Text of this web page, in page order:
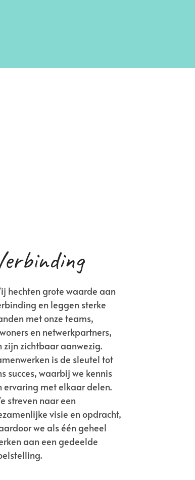
hechten grote waarde aan
en leggen sterke
met onze teams,
en netwerkpartners,
zijn zichtbaar aanwezig.
is de sleutel tot
succes, waarbij we kennis
ervaring met elkaar delen.
streven naar een
visie en opdracht,
we als één geheel
aan een gedeelde